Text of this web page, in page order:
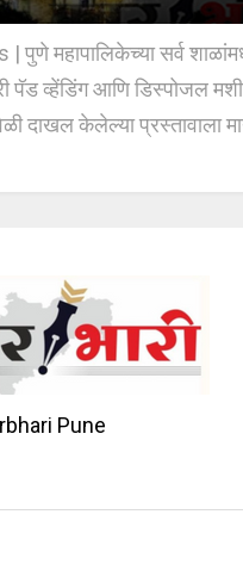
पुणे महापालिकेच्या सर्व
पॅड व्हेंडिंग आणि डिस्पोजल
दाखल केलेल्या प्रस्तावाला
Pune